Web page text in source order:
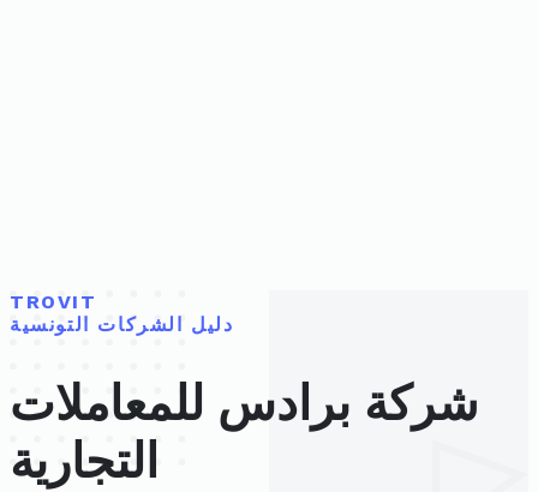
TROVIT
دليل الشركات التونسية
شركة برادس للمعاملات
التجارية